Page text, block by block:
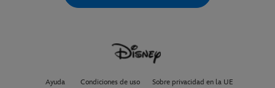
Ayuda Condiciones de uso Sobre privacidad en la UE